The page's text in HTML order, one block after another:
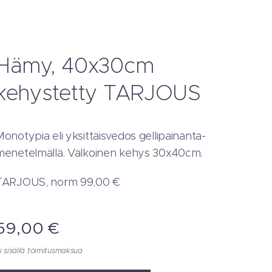
40x30cm
TARJOUS
eli yksittäisvedos gellipainanta-
Valkoinen kehys 30x40cm.
norm 99,00 €
€
sisällä toimitusmaksua